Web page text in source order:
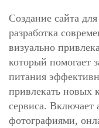
Создание сайта
разработка
визуально
который помогает
питания
привлекать новых
сервиса.
фотографиями,